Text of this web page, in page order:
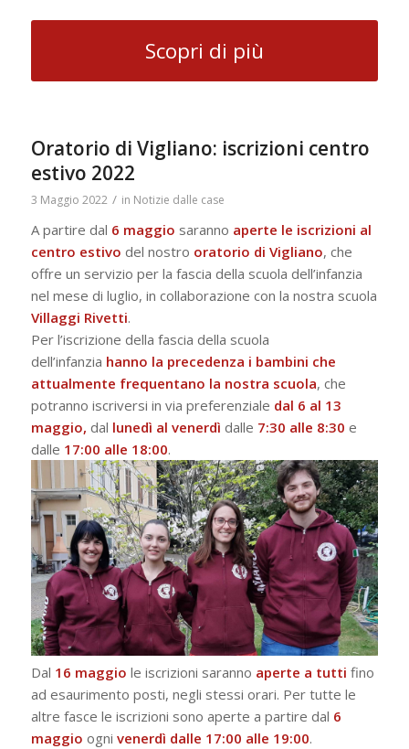
Scopri di più
Oratorio di Vigliano: iscrizioni centro
estivo 2022
3 Maggio 2022 / in Notizie dalle case
A partire dal 6 maggio saranno aperte le iscrizioni al
centro estivo del nostro oratorio di Vigliano, che
offre un servizio per la fascia della scuola dell’infanzia
nel mese di luglio, in collaborazione con la nostra scuola
Villaggi Rivetti.
Per l’iscrizione della fascia della scuola
dell’infanzia hanno la precedenza i bambini che
attualmente frequentano la nostra scuola, che
potranno iscriversi in via preferenziale dal 6 al 13
maggio, dal lunedì al venerdì dalle 7:30 alle 8:30 e
dalle 17:00 alle 18:00.
Dal 16 maggio le iscrizioni saranno aperte a tutti fino
ad esaurimento posti, negli stessi orari. Per tutte le
altre fasce le iscrizioni sono aperte a partire dal 6
maggio ogni venerdì dalle 17:00 alle 19:00.